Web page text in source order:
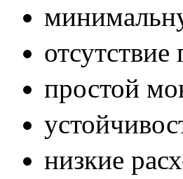
отсутствие
простой
низкие